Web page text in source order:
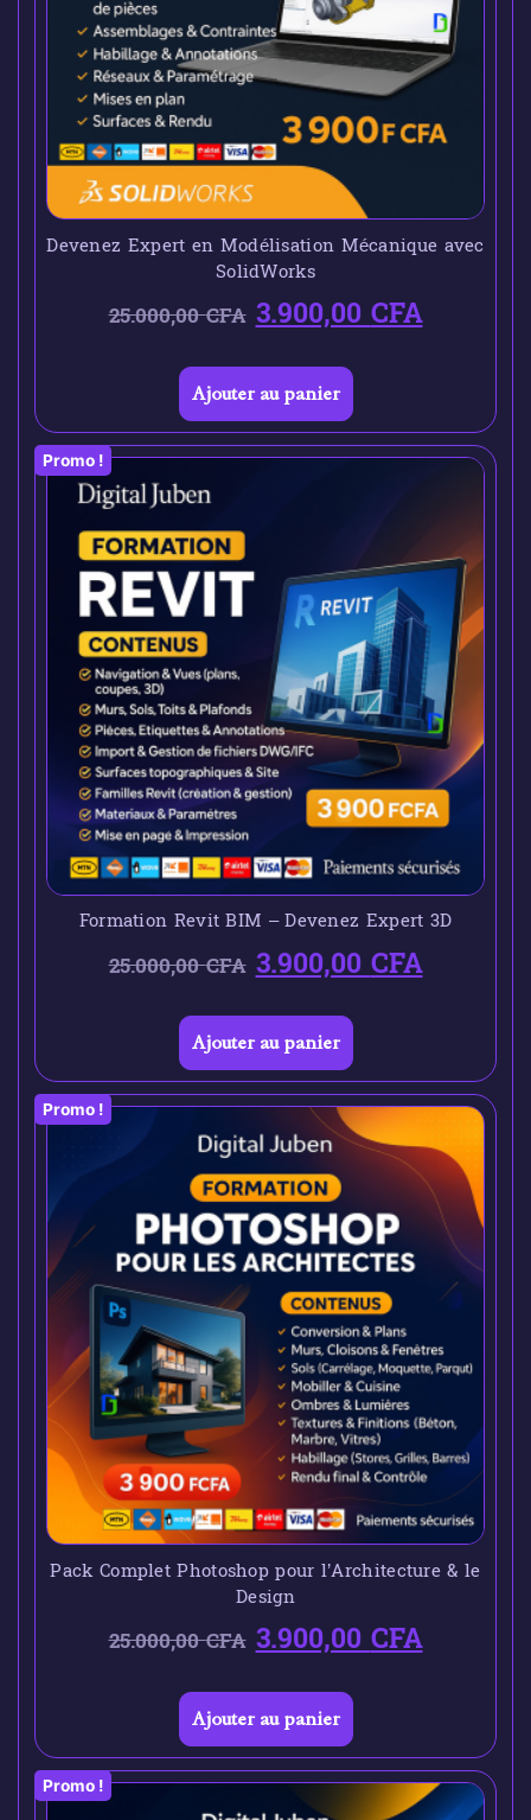
Devenez Expert en Modélisation Mécanique avec
SolidWorks
25.000,00CFA 3.900,00CFA
Ajouter au panier
Promo !
Formation Revit BIM – Devenez Expert 3D
25.000,00CFA 3.900,00CFA
Ajouter au panier
Promo !
Pack Complet Photoshop pour l’Architecture & le
Design
25.000,00CFA 3.900,00CFA
Ajouter au panier
Promo !